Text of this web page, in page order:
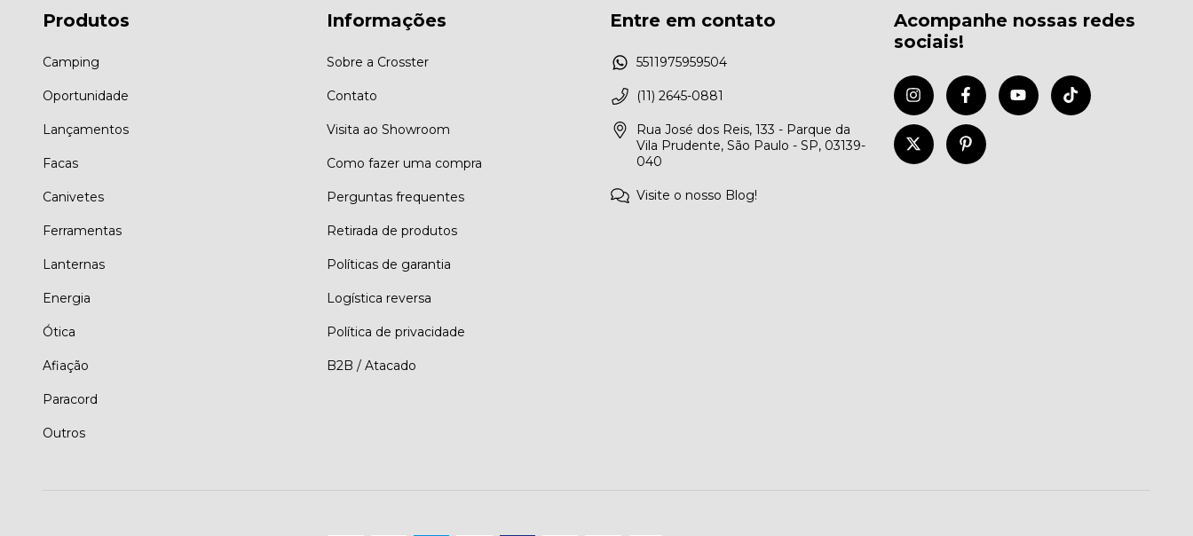
Produtos
Camping
Oportunidade
Lançamentos
Facas
Canivetes
Ferramentas
Lanternas
Energia
Ótica
Afiação
Paracord
Outros
Informações
Sobre a Crosster
Contato
Visita ao Showroom
Como fazer uma compra
Perguntas frequentes
Retirada de produtos
Políticas de garantia
Logística reversa
Política de privacidade
B2B / Atacado
Entre em contato
5511975959504
(11) 2645-0881
Rua José dos Reis, 133 - Parque da
Vila Prudente, São Paulo - SP, 03139-
040
Visite o nosso Blog!
Acompanhe nossas redes
sociais!